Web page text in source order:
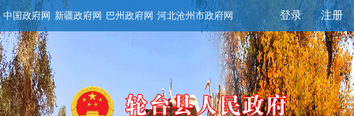
中国政府网 新疆政府网 巴州政府网 河北沧州市政府网 登录 注册